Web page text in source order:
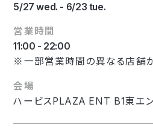
5/27 wed. - 6/23 tue.
営業時間
11:00 - 22:00
※一部営業時間の異なる店舗
会場
ハービスPLAZA ENT B1東エン